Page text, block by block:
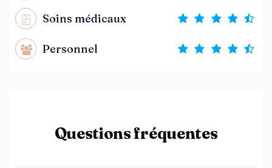
Soins médicaux
Personnel
Questions fréquentes